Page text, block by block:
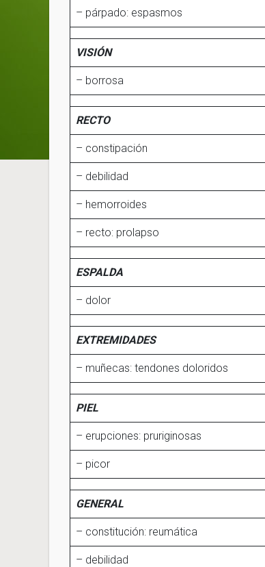
– párpado: espasmos
VISIÓN
– borrosa
RECTO
– constipación
– debilidad
– hemorroides
– recto: prolapso
ESPALDA
– dolor
EXTREMIDADES
– muñecas: tendones doloridos
PIEL
– erupciones: pruriginosas
– picor
GENERAL
– constitución: reumática
– debilidad